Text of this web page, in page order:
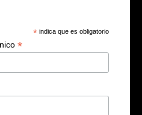
* indica que es obligatorio
*